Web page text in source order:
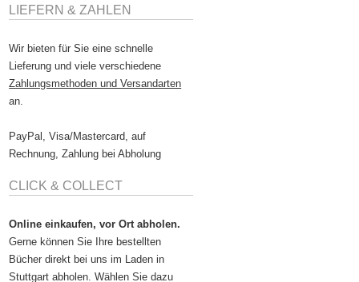
LIEFERN & ZAHLEN
Wir bieten für Sie eine schnelle
Lieferung und viele verschiedene
Zahlungsmethoden und Versandarten
an.
PayPal, Visa/Mastercard, auf
Rechnung, Zahlung bei Abholung
CLICK & COLLECT
Online einkaufen, vor Ort abholen.
Gerne können Sie Ihre bestellten
Bücher direkt bei uns im Laden in
Stuttgart abholen. Wählen Sie dazu